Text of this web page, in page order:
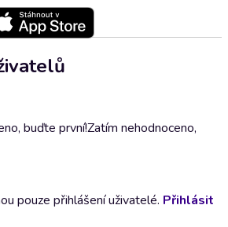
buďte první!Zatím nehodnoceno,
pouze přihlášení uživatelé. Přihlásit